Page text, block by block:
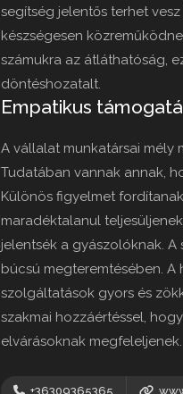
segítség jelentős terhet
készségesen
számukra az átláthatóság,
döntéshozatalt.
Empatikus
A vállalat munkatársai mély
Tudatában vannak annak,
Különös figyelmet
maradéktalanul
jelentsék a gyászolóknak.
búcsú megteremtésében.
szolgáltatások gyors és
szakmai hozzáértéssel,
elvárásoknak megfeleljenek.
+36309365365